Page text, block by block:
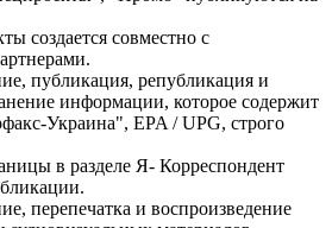
создается совместно с
публикация, републикация и
информации, которое содержит
Украина", EPA / UPG, строго
в разделе Я- Корреспондент
перепечатка и воспроизведение